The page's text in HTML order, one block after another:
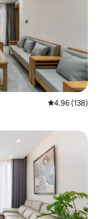
平均评分 4.96
4.96 (138)